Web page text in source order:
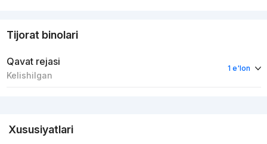
Tijorat binolari
Qavat rejasi
Kelishilgan
1 e'lon
Xususiyatlari